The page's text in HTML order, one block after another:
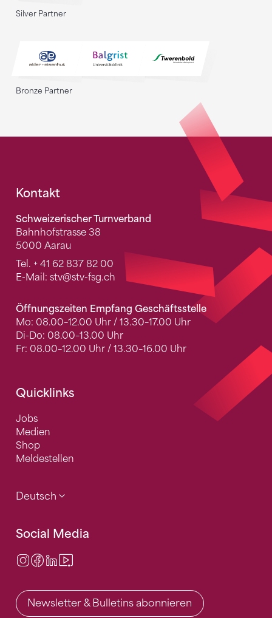
Silver Partner
Bronze Partner
Fusszeile
Kontakt
Schweizerischer Turnverband
Bahnhofstrasse 38
5000 Aarau
Tel. + 41 62 837 82 00
E-Mail: stv@stv-fsg.ch
Öffnungszeiten Empfang Geschäftsstelle
Mo: 08.00–12.00 Uhr / 13.30–17.00 Uhr
Di-Do: 08.00–13.00 Uhr
Fr: 08.00–12.00 Uhr / 13.30–16.00 Uhr
Quicklinks
Jobs
Medien
Shop
Meldestellen
Deutsch
Social Media
Instagram
Facebook
LinkedIn
Newsletter & Bulletins abonnieren